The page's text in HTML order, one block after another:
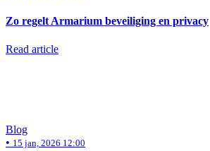
Zo regelt Armarium beveiliging en privacy
Read article
Blog
• 15 jan, 2026 12:00